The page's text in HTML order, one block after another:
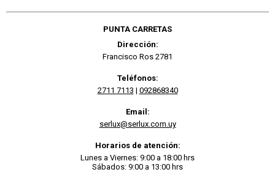
PUNTA CARRETAS
Dirección:
Francisco Ros 2781
Teléfonos:
2711 7113 | 092868340
Email:
serlux@serlux.com.uy
Horarios de atención:
Lunes a Viernes: 9:00 a 18:00 hrs
Sábados: 9:00 a 13:00 hrs